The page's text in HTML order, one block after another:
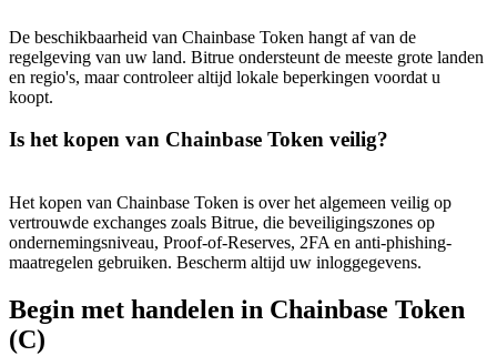
De beschikbaarheid van Chainbase Token hangt af van de
regelgeving van uw land. Bitrue ondersteunt de meeste grote landen
en regio's, maar controleer altijd lokale beperkingen voordat u
koopt.
Is het kopen van Chainbase Token veilig?
Het kopen van Chainbase Token is over het algemeen veilig op
vertrouwde exchanges zoals Bitrue, die beveiligingszones op
ondernemingsniveau, Proof-of-Reserves, 2FA en anti-phishing-
maatregelen gebruiken. Bescherm altijd uw inloggegevens.
Begin met handelen in Chainbase Token
(C)